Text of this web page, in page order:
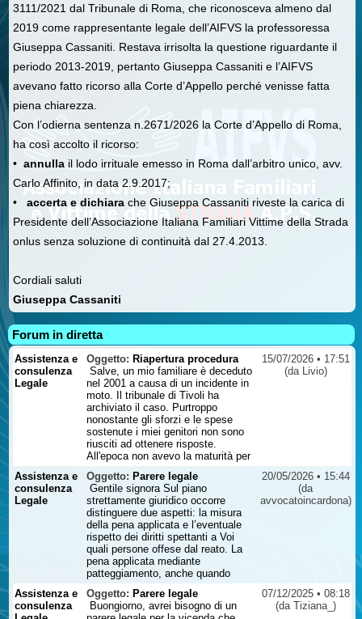
3111/2021 dal Tribunale di Roma, che riconosceva almeno dal
2019 come rappresentante legale dell’AIFVS la professoressa
Giuseppa Cassaniti. Restava irrisolta la questione riguardante il
periodo 2013-2019, pertanto Giuseppa Cassaniti e l’AIFVS
avevano fatto ricorso alla Corte d’Appello perché venisse fatta
piena chiarezza.
Con l’odierna sentenza n.2671/2026 la Corte d’Appello di Roma,
ha così accolto il ricorso:
• annulla il lodo irrituale emesso in Roma dall’arbitro unico, avv.
Carlo Affinito, in data 2.9.2017;
•
accerta e dichiara che Giuseppa Cassaniti riveste la carica di
Presidente dell’Associazione Italiana Familiari Vittime della Strada
onlus senza soluzione di continuità dal 27.4.2013.
Cordiali saluti
Giuseppa Cassaniti
Forum in diretta
Assistenza e
consulenza
Legale
Oggetto: Riapertura procedura
Salve, un mio familiare è deceduto
nel 2001 a causa di un incidente in
moto. Il tribunale di Tivoli ha
archiviato il caso. Purtroppo
nonostante gli sforzi e le spese
sostenute i miei genitori non sono
riusciti ad ottenere risposte.
All'epoca non avevo la maturità per
poter in qualche modo cercare di
attivarmi diversamente e da allora il
pensiero fisso è quello di provare a
fare tutto quello che posso. La
domanda è si può chiedere la
riapertura di un caso di incidente
stradale dopo 25 anni? Mi rendo
conto che andrebbe visionata la
documentazione. Attendo vostro
gentile riscontro/contatto ...
15/07/2026 • 17:51
(da Livio)
Assistenza e
consulenza
Legale
Oggetto: Parere legale
Gentile signora Sul piano
strettamente giuridico occorre
distinguere due aspetti: la misura
della pena applicata e l’eventuale
rispetto dei diritti spettanti a Voi
quali persone offese dal reato. La
pena applicata mediante
patteggiamento, anche quando
percepita come particolarmente
lieve rispetto alla gravità dei fatti,
non può essere contestata
20/05/2026 • 15:44
(da
avvocatoincardona)
Assistenza e
consulenza
Oggetto: Parere legale
Buongiorno, avrei bisogno di un
07/12/2025 • 08:18
(da Tiziana_)